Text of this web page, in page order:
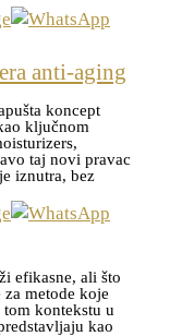
anti-aging
koncept
ključnom
taj novi pravac
iznutra, bez
efikasne, ali što
metode koje
kontekstu u
kao